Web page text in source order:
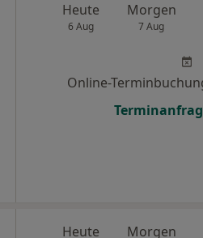
Heute
6 Aug
Morgen
7 Aug
Online-
Heute Morgen